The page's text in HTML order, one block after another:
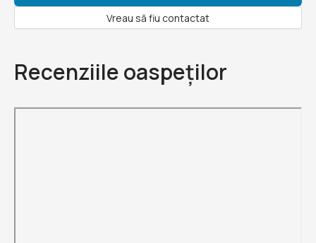
Vreau să fiu contactat
Recenziile oaspeților